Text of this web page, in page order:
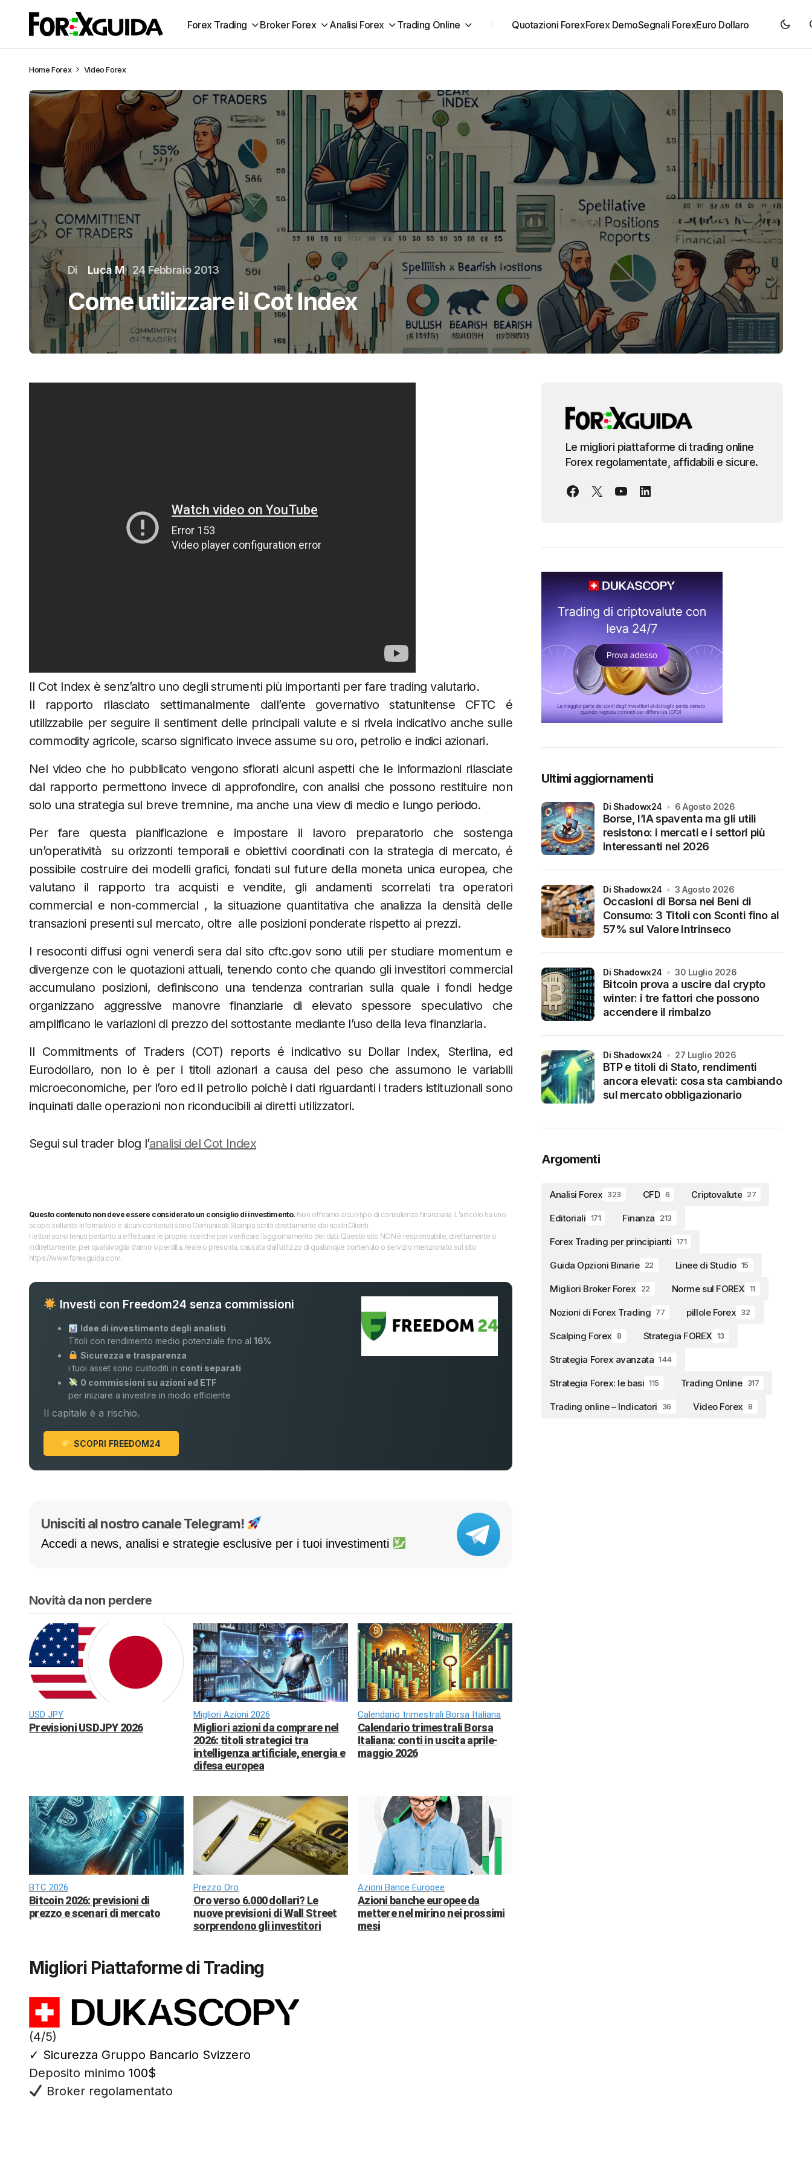
Forex Trading Broker Forex Analisi Forex Trading Online Quotazioni ForexForex DemoSegnali ForexEuro Dollaro
HomeForex Video Forex
Di Luca M 24 Febbraio 2013
Come utilizzare il Cot Index
Il Cot Index è senz’altro uno degli strumenti più importanti per fare trading valutario.
Il rapporto rilasciato settimanalmente dall’ente governativo statunitense CFTC é
utilizzabile per seguire il sentiment delle principali valute e si rivela indicativo anche sulle
commodity agricole, scarso significato invece assume su oro, petrolio e indici azionari.
Nel video che ho pubblicato vengono sfiorati alcuni aspetti che le informazioni rilasciate
dal rapporto permettono invece di approfondire, con analisi che possono restituire non
solo una strategia sul breve tremnine, ma anche una view di medio e lungo periodo.
Per fare questa pianificazione e impostare il lavoro preparatorio che sostenga
un’operatività su orizzonti temporali e obiettivi coordinati con la strategia di mercato, é
possibile costruire dei modelli grafici, fondati sul future della moneta unica europea, che
valutano il rapporto tra acquisti e vendite, gli andamenti scorrelati tra operatori
commercial e non-commercial , la situazione quantitativa che analizza la densità delle
transazioni presenti sul mercato, oltre alle posizioni ponderate rispetto ai prezzi.
I resoconti diffusi ogni venerdì sera dal sito cftc.gov sono utili per studiare momentum e
divergenze con le quotazioni attuali, tenendo conto che quando gli investitori commercial
accumulano posizioni, definiscono una tendenza contrarian sulla quale i fondi hedge
organizzano aggressive manovre finanziarie di elevato spessore speculativo che
amplificano le variazioni di prezzo del sottostante mediante l’uso della leva finanziaria.
Il Commitments of Traders (COT) reports é indicativo su Dollar Index, Sterlina, ed
Eurodollaro, non lo è per i titoli azionari a causa del peso che assumono le variabili
microeconomiche, per l’oro ed il petrolio poichè i dati riguardanti i traders istituzionali sono
inquinati dalle operazioni non riconducibili ai diretti utilizzatori.
Segui sul trader blog l’analisi del Cot Index
Questo contenuto non deve essere considerato un consiglio di investimento. Non offriamo alcun tipo di consulenza finanziaria. L’articolo ha uno
scopo soltanto informativo e alcuni contenuti sono Comunicati Stampa scritti direttamente dai nostri Clienti.
I lettori sono tenuti pertanto a effettuare le proprie ricerche per verificare l’aggiornamento dei dati. Questo sito NON è responsabile, direttamente o
indirettamente, per qualsivoglia danno o perdita, reale o presunta, causata dall'utilizzo di qualunque contenuto o servizio menzionato sul sito
https://www.forexguida.com.
Investi con Freedom24 senza commissioni
Idee di investimento degli analisti
Titoli con rendimento medio potenziale fino al16%
Sicurezza e trasparenza
i tuoi asset sono custoditi in conti separati
0 commissioni su azioni ed ETF
per iniziare a investire in modo efficiente
Il capitale è a rischio.
SCOPRI FREEDOM24
Unisciti al nostro canale Telegram!
Accedi a news, analisi e strategie esclusive per i tuoi investimenti
Novità da non perdere
USD JPY
Previsioni USDJPY 2026
Migliori Azioni 2026
Migliori azioni da comprare nel
2026: titoli strategici tra
intelligenza artificiale, energia e
difesa europea
Calendario trimestrali Borsa Italiana
Calendario trimestrali Borsa
Italiana: conti in uscita aprile-
maggio 2026
BTC 2026
Bitcoin 2026: previsioni di
prezzo e scenari di mercato
Prezzo Oro
Oro verso 6.000 dollari? Le
nuove previsioni di Wall Street
sorprendono gli investitori
Azioni Bance Europee
Azioni banche europee da
mettere nel mirino nei prossimi
mesi
Migliori Piattaforme di Trading
(4/5)
✓ Sicurezza Gruppo Bancario Svizzero
Deposito minimo 100$
Broker regolamentato
Le migliori piattaforme di trading online
Forex regolamentate, affidabili e sicure.
Ultimi aggiornamenti
Borse, l’IA spaventa ma gli utili
resistono: i mercati e i settori più
interessanti nel 2026
di Shadowx24 6 Agosto 2026
Occasioni di Borsa nei Beni di
Consumo: 3 Titoli con Sconti fino al
57% sul Valore Intrinseco
di Shadowx24 3 Agosto 2026
Bitcoin prova a uscire dal crypto
winter: i tre fattori che possono
accendere il rimbalzo
di Shadowx24 30 Luglio 2026
BTP e titoli di Stato, rendimenti
ancora elevati: cosa sta cambiando
sul mercato obbligazionario
di Shadowx24 27 Luglio 2026
Argomenti
Analisi Forex 323 CFD 6 Criptovalute 27
Editoriali 171 Finanza 213
Forex Trading per principianti 171
Guida Opzioni Binarie 22 Linee di Studio 15
Migliori Broker Forex 22 Norme sul FOREX 11
Nozioni di Forex Trading 77 pillole Forex 32
Scalping Forex 8 Strategia FOREX 13
Strategia Forex avanzata 144
Strategia Forex: le basi 115 Trading Online 317
Trading online – Indicatori 36 Video Forex 8